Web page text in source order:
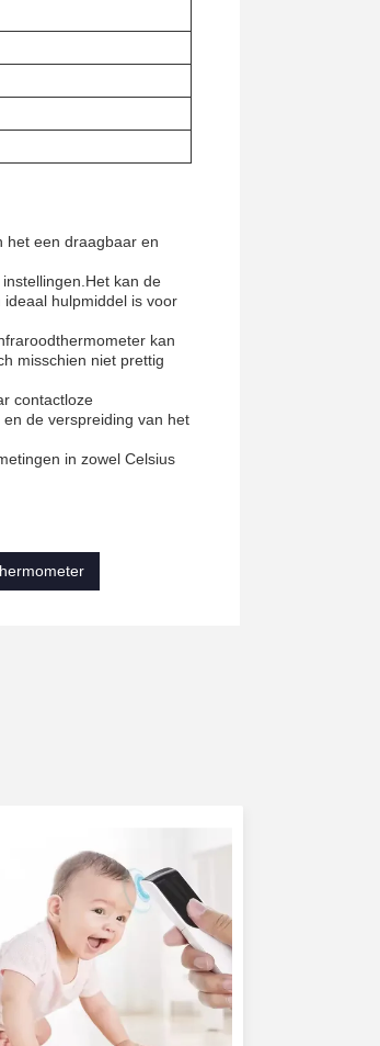
het een draagbaar en
kan de
hulpmiddel is voor
kan
misschien niet prettig
contactloze
de verspreiding van het
in zowel Celsius